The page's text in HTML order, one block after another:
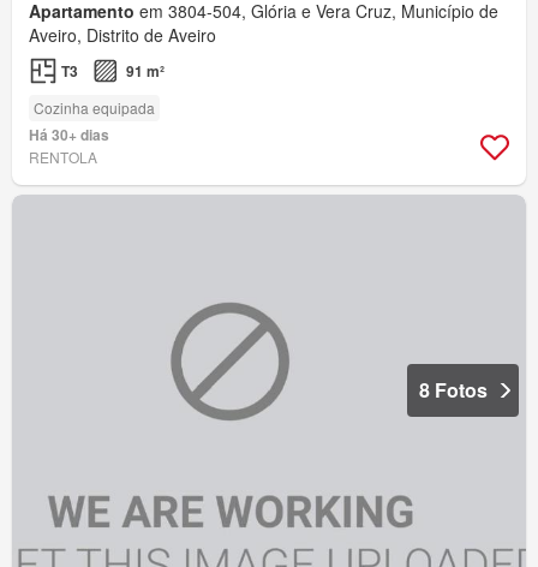
Apartamento em 3804-504, Glória e Vera Cruz, Município de
Aveiro, Distrito de Aveiro
T3 91 m²
Cozinha equipada
Há 30+ dias
RENTOLA
8 Fotos